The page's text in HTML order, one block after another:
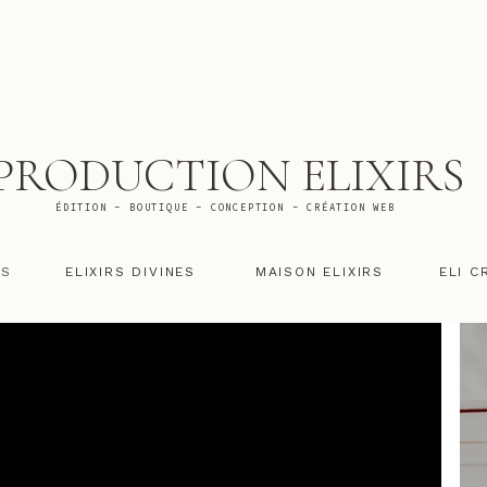
ÉDITION - BOUTIQUE - CONCEPTION - CRÉATION WEB
ELIXIRS
ELI
ELIXIRS DIVINES MAISON ELIXIRS